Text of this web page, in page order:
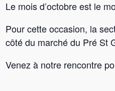
Le mois d’octobre est le
Pour cette occasion, la
côté du marché du Pré St
Venez à notre rencontre